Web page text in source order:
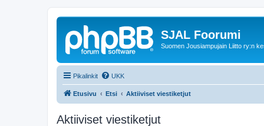
SJAL Foorumi
Suomen Jousiampujain Liitto ry:n
Pikalinkit UKK
Etusivu Etsi Aktiiviset viestiketjut
Aktiiviset viestiketjut